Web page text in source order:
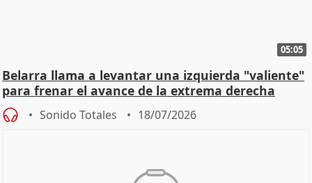
05:05
Belarra llama a levantar una izquierda "valiente"
para frenar el avance de la extrema derecha
Sonido Totales 18/07/2026